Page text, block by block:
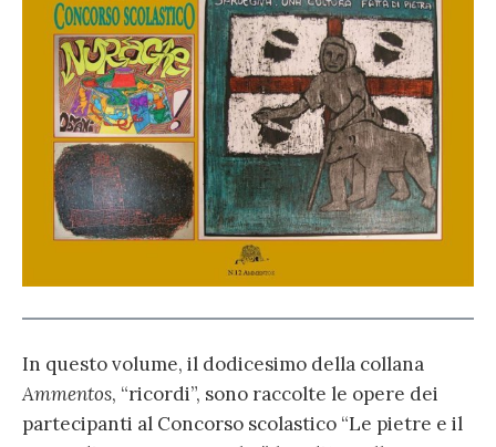
In questo volume, il dodicesimo della collana
Ammentos, “ricordi”, sono raccolte le opere dei
partecipanti al Concorso scolastico “Le pietre e il